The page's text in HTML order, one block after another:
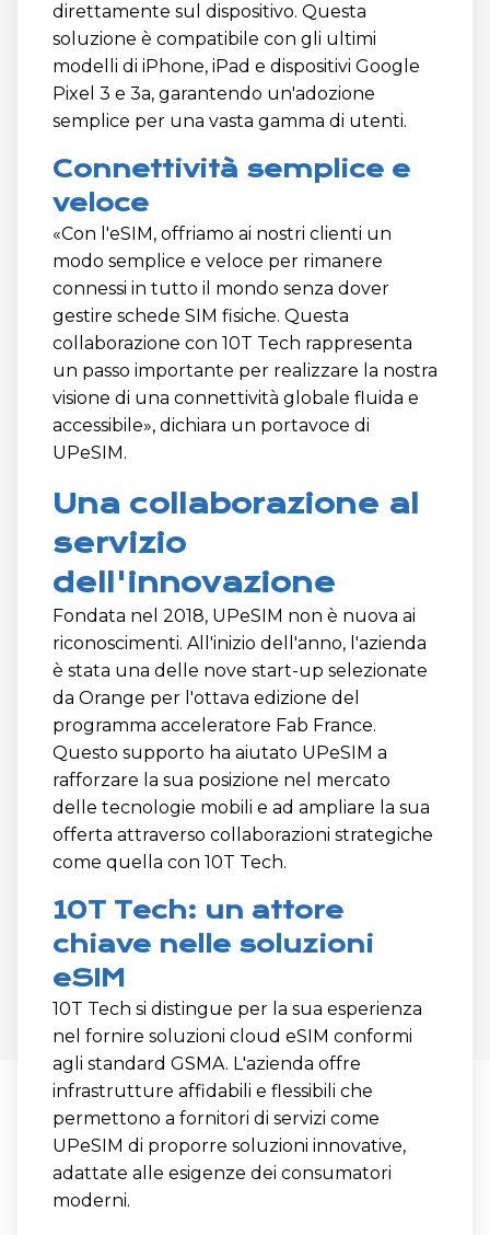
direttamente sul dispositivo. Questa
soluzione è compatibile con gli ultimi
modelli di iPhone, iPad e dispositivi Google
Pixel 3 e 3a, garantendo un'adozione
semplice per una vasta gamma di utenti.
Connettività semplice e
veloce
«Con l'eSIM, offriamo ai nostri clienti un
modo semplice e veloce per rimanere
connessi in tutto il mondo senza dover
gestire schede SIM fisiche. Questa
collaborazione con 10T Tech rappresenta
un passo importante per realizzare la nostra
visione di una connettività globale fluida e
accessibile», dichiara un portavoce di
UPeSIM.
Una collaborazione al
servizio
dell'innovazione
Fondata nel 2018, UPeSIM non è nuova ai
riconoscimenti. All'inizio dell'anno, l'azienda
è stata una delle nove start-up selezionate
da Orange per l'ottava edizione del
programma acceleratore Fab France.
Questo supporto ha aiutato UPeSIM a
rafforzare la sua posizione nel mercato
delle tecnologie mobili e ad ampliare la sua
offerta attraverso collaborazioni strategiche
come quella con 10T Tech.
10T Tech: un attore
chiave nelle soluzioni
eSIM
10T Tech si distingue per la sua esperienza
nel fornire soluzioni cloud eSIM conformi
agli standard GSMA. L'azienda offre
infrastrutture affidabili e flessibili che
permettono a fornitori di servizi come
UPeSIM di proporre soluzioni innovative,
adattate alle esigenze dei consumatori
moderni.